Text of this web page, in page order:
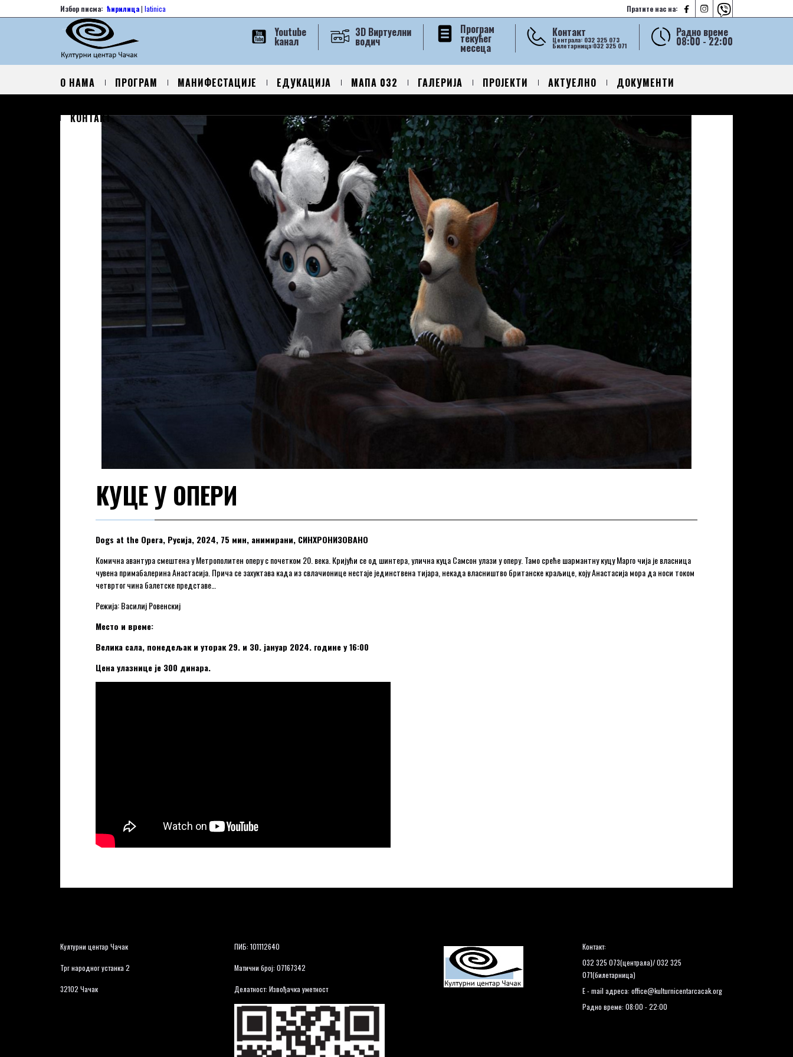
Пратите нас на:   
Избор писма: ћирилица| latinica
Радно време
08:00 - 22:00
Контакт
Централа: 032 325 073
Билетарница:032 325 071
Програм
текућег
месеца
3D Виртуелни
водич
Youtube
kанал
О НАМА ПРОГРАМ МАНИФЕСТАЦИЈЕ ЕДУКАЦИЈА МАПА 032 ГАЛЕРИЈА ПРОЈЕКТИ АКТУЕЛНО ДОКУМЕНТИ
КОНТАКТ
КУЦЕ У ОПЕРИ
Dogs at the Opera, Русија, 2024, 75 мин, анимирани, СИНХРОНИЗОВАНО
Комична авантура смештена у Метрополитен оперу с почетком 20. века. Кријући се од шинтера, улична куца Самсон улази у оперу. Тамо среће шармантну куцу Марго чија је власница
чувена примабалерина Анастасија. Прича се захуктава када из свлачионице нестаје јединствена тијара, некада власништво британске краљице, коју Анастасија мора да носи током
четвртог чина балетске представе…
Режија: Василиј Ровенскиј
Место и време:
Велика сала, понедељак и уторак 29. и 30. јануар 2024. године у 16:00
Цена улазнице је 300 динара.
Културни центар Чачак
Трг народног устанка 2
32102 Чачак
ПИБ: 101112640
Матични број: 07167342
Делатност: Извођачка уметност
Контакт:
032 325 073(централа)/ 032 325
071(билетарница)
E - mail адреса: office@kulturnicentarcacak.org
Радно време: 08:00 - 22:00